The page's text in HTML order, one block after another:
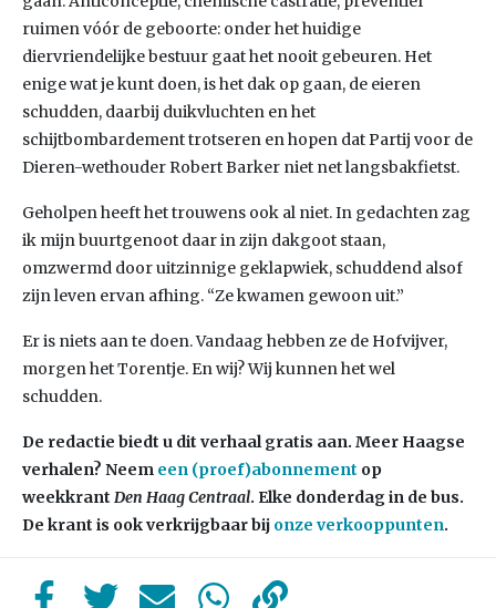
ruimen vóór de geboorte: onder het huidige
diervriendelijke bestuur gaat het nooit gebeuren. Het
enige wat je kunt doen, is het dak op gaan, de eieren
schudden, daarbij duikvluchten en het
schijtbombardement trotseren en hopen dat Partij voor de
Dieren-wethouder Robert Barker niet net langsbakfietst.
Geholpen heeft het trouwens ook al niet. In gedachten zag
ik mijn buurtgenoot daar in zijn dakgoot staan,
omzwermd door uitzinnige geklapwiek, schuddend alsof
zijn leven ervan afhing. “Ze kwamen gewoon uit.”
Er is niets aan te doen. Vandaag hebben ze de Hofvijver,
morgen het Torentje. En wij? Wij kunnen het wel
schudden.
De redactie biedt u dit verhaal gratis aan. Meer Haagse
verhalen? Neem een (proef)abonnement op
weekkrant Den Haag Centraal. Elke donderdag in de bus.
De krant is ook verkrijgbaar bij onze verkooppunten.